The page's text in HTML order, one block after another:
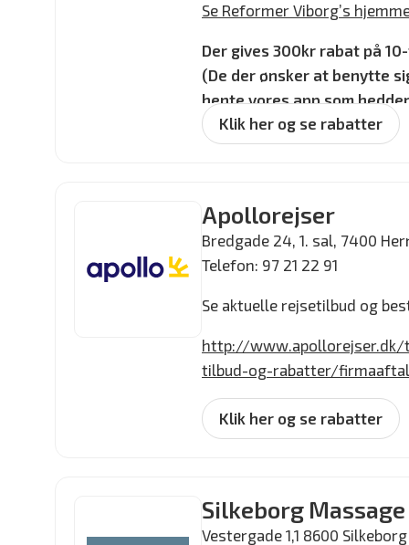
Se Reformer Viborg’s
Der gives 300kr rabat på
(De der ønsker at benytte
hente vores app som
oprette en profil, vælge 10
venneaftale og bruge
Klik her og se rabatter
Apollorejser
Bredgade 24, 1. sal, 7400
Telefon: 97 21 22 91
Se aktuelle rejsetilbud og
http://
tilbud-og-rabatter/
Klik her og se rabatter
Silkeborg
Vestergade 1,1 8600 Silkeborg